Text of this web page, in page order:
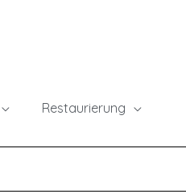
Restaurierung